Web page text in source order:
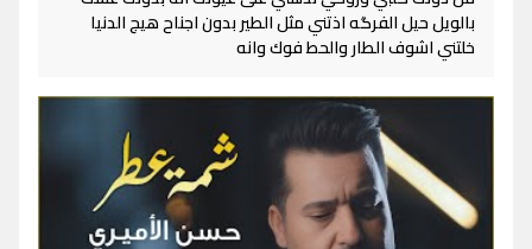
بالويل حيل الفرگه اذتني مثل الطير بدون اجناح هيج الدنيا
خلتني اشوف الطار والحط فوك وانه